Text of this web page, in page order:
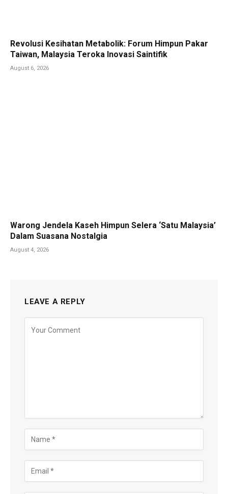
Revolusi Kesihatan Metabolik: Forum Himpun Pakar
Taiwan, Malaysia Teroka Inovasi Saintifik
August 6, 2026
Warong Jendela Kaseh Himpun Selera ‘Satu Malaysia’
Dalam Suasana Nostalgia
August 4, 2026
LEAVE A REPLY